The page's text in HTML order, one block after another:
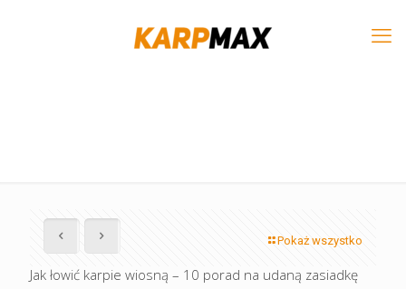
Pokaż wszystko
Jak łowić karpie wiosną – 10 porad na udaną zasiadkę